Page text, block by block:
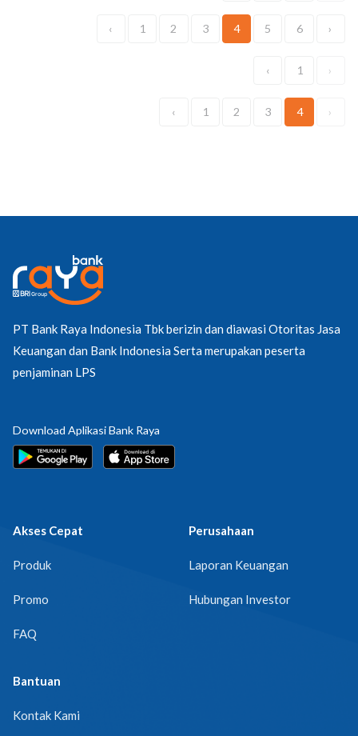
‹ 1 2 3 4 5 6 ›
‹ 1 ›
‹ 1 2 3 4 ›
PT Bank Raya Indonesia Tbk berizin dan diawasi Otoritas Jasa
Keuangan dan Bank Indonesia Serta merupakan peserta
penjaminan LPS
Download Aplikasi Bank Raya
Akses Cepat
Produk
Promo
FAQ
Perusahaan
Laporan Keuangan
Hubungan Investor
Bantuan
Kontak Kami